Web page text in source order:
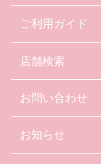
ご利用ガイド
店舗検索
お問い合わせ
お知らせ